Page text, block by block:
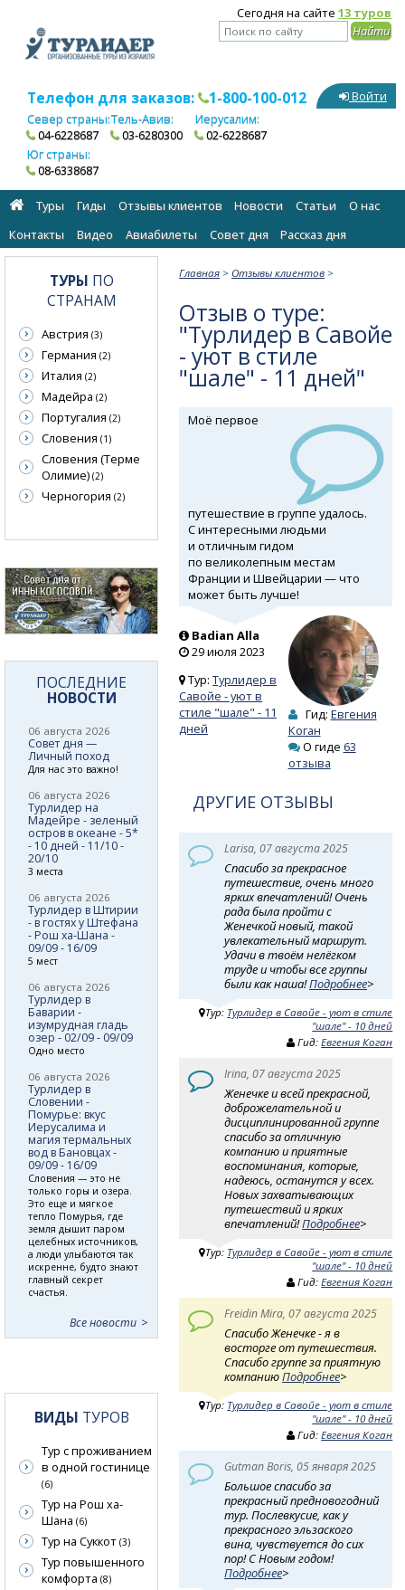
Сегодня на сайте 13 туров
Телефон для заказов: 1-800-100-012
Север страны:
04-6228687
Тель-Авив:
03-6280300
Иерусалим:
02-6228687
Юг страны:
08-6338687
Войти
Туры Гиды Отзывы клиентов Новости Статьи
О нас
Контакты
Видео Авиабилеты Cовет дня Рассказ дня
Главная > Отзывы клиентов >
Отзыв о туре:
"Турлидер в Савойе
- уют в стиле
"шале" - 11 дней"
Моё первое
путешествие в группе удалось.
С интересными людьми
и отличным гидом
по великолепным местам
Франции и Швейцарии — что
может быть лучше!
Badian Alla
29 июля 2023
Тур:Турлидер в
Савойе - уют в
стиле "шале" - 11
дней
Гид: Евгения
Коган
О гиде 63
отзыва
ДРУГИЕ ОТЗЫВЫ
Larisa, 07 августа 2025
Спасибо за прекрасное
путешествие, очень много
ярких впечатлений! Очень
рада была пройти с
Женечкой новый, такой
увлекательный маршрут.
Удачи в твоём нелёгком
труде и чтобы все группы
были как наша!Подробнее>
Тур: Турлидер в Савойе - уют в стиле
"шале" - 10 дней
Гид:Евгения Коган
Irina, 07 августа 2025
Женечке и всей прекрасной,
доброжелательной и
дисциплинированной группе
спасибо за отличную
компанию и приятные
воспоминания, которые,
надеюсь, останутся у всех.
Новых захватывающих
путешествий и ярких
впечатлений!Подробнее>
Тур: Турлидер в Савойе - уют в стиле
"шале" - 10 дней
Гид:Евгения Коган
Freidin Mira, 07 августа 2025
Спасибо Женечке - я в
восторге от путешествия.
Спасибо группе за приятную
компаниюПодробнее>
Тур: Турлидер в Савойе - уют в стиле
"шале" - 10 дней
Гид:Евгения Коган
Gutman Boris, 05 января 2025
Большое спасибо за
прекрасный предновогодний
тур. Послевкусие, как у
прекрасного эльзаского
вина, чувствуется до сих
пор! С Новым годом!
Подробнее>
ТУРЫ ПО
СТРАНАМ
Австрия (3)
Германия (2)
Италия (2)
Мадейра (2)
Португалия (2)
Словения (1)
Словения (Терме
Олимие) (2)
Черногория (2)
ПОСЛЕДНИЕ
НОВОСТИ
06 августа 2026
Совет дня —
Личный поход
Для нас это важно!
06 августа 2026
Турлидер на
Мадейре - зеленый
остров в океане - 5*
- 10 дней - 11/10 -
20/10
3 места
06 августа 2026
Турлидер в Штирии
- в гостях у Штефана
- Рош ха-Шана -
09/09 - 16/09
5 мест
06 августа 2026
Турлидер в
Баварии -
изумрудная гладь
озер - 02/09 - 09/09
Одно место
06 августа 2026
Турлидер в
Словении -
Помурье: вкус
Иерусалима и
магия термальных
вод в Бановцах -
09/09 - 16/09
Словения — это не
только горы и озера.
Это еще и мягкое
тепло Помурья, где
земля дышит паром
целебных источников,
а люди улыбаются так
искренне, будто знают
главный секрет
счастья.
Все новости
ВИДЫ ТУРОВ
Тур с проживанием
в одной гостинице
(6)
Тур на Рош ха-
Шана (6)
Тур на Суккот (3)
Тур повышенного
комфорта (8)